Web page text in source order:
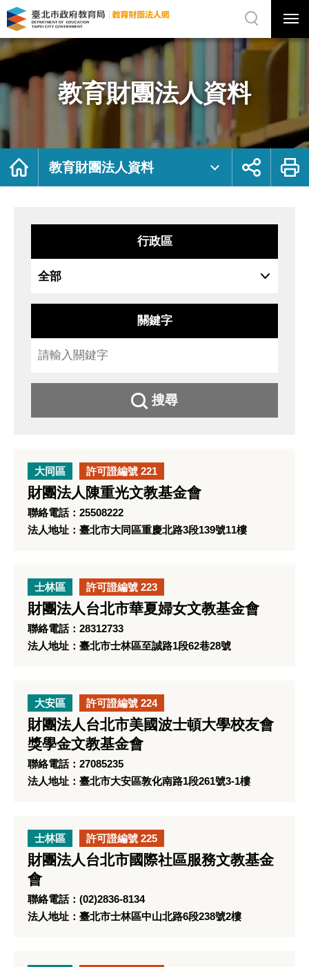
教
育
團
資
料
府
局
法
網
站
選
選
單
關
網
站
尋
教育財團法人資料
首
教育財團法人資料
展
鈕
列
行政區
關鍵字
搜尋
大同區 許可證編號 221
財團法人陳重光文教基金會
聯絡電話：25508222
法人地址：臺北市大同區重慶北路3段139號11樓
士林區 許可證編號 223
財團法人台北市華夏婦女文教基金會
聯絡電話：28312733
法人地址：臺北市士林區至誠路1段62巷28號
大安區 許可證編號 224
財團法人台北市美國波士頓大學校友會
獎學金文教基金會
聯絡電話：27085235
法人地址：臺北市大安區敦化南路1段261號3-1樓
士林區 許可證編號 225
財團法人台北市國際社區服務文教基金
會
聯絡電話：(02)2836-8134
法人地址：臺北市士林區中山北路6段238號2樓